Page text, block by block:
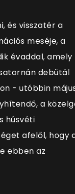
és visszatér a
meséje, a
évaddal, amely
debütál
- utóbbin
a
húsvéti
afelől, hogy
ebben az